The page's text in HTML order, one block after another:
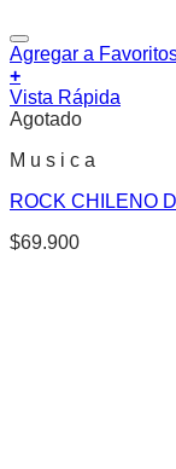
Agregar a
+
Vista Rápida
Agotado
M u s i c a
ROCK CHILENO
$69.900